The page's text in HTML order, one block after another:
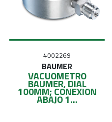
4002269
BAUMER
VACUOMETRO
BAUMER, DIAL
100MM; CONEXION
ABAJO 1...